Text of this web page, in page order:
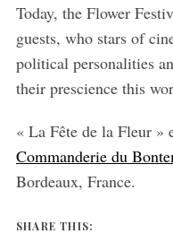
Today, the Flower
guests, who stars of
political personalities
their prescience this
« La Fête de la Fleur »
Commanderie du
Bordeaux, France.
SHARE THIS: